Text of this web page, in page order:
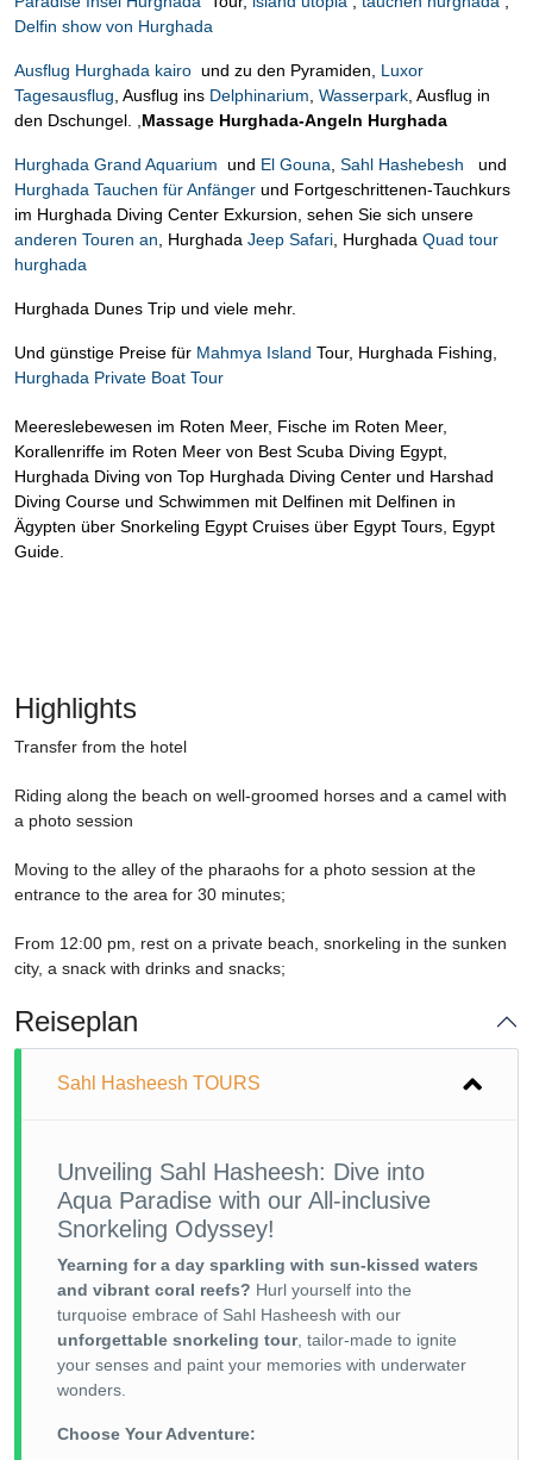
Delfin show von Hurghada
Ausflug Hurghada kairo und zu den Pyramiden, Luxor
Tagesausflug , Ausflug ins Delphinarium Wasserpark , Ausflug in
den Dschungel. , Massage Hurghada-Angeln Hurghada
Hurghada Grand Aquarium und El Gouna Sahl Hashebesh und
Hurghada Tauchen für Anfänger und Fortgeschrittenen-Tauchkurs
im Hurghada Diving Center Exkursion, sehen Sie sich unsere
anderen Touren an , Hurghada Jeep Safari , Hurghada Quad tour
hurghada
Hurghada Dunes Trip und viele mehr.
Und günstige Preise für Mahmya Island Tour, Hurghada Fishing,
Hurghada Private Boat Tour
Meereslebewesen im Roten Meer, Fische im Roten Meer,
Korallenriffe im Roten Meer von Best Scuba Diving Egypt,
Hurghada Diving von Top Hurghada Diving Center und Harshad
Diving Course und Schwimmen mit Delfinen mit Delfinen in
Ägypten über Snorkeling Egypt Cruises über Egypt Tours, Egypt
Guide.
Highlights
Transfer from the hotel
Riding along the beach on well-groomed horses and a camel with
a photo session
Moving to the alley of the pharaohs for a photo session at the
entrance to the area for 30 minutes;
From 12:00 pm, rest on a private beach, snorkeling in the sunken
city, a snack with drinks and snacks;
Reiseplan
Sahl Hasheesh TOURS
Unveiling Sahl Hasheesh: Dive into
Aqua Paradise with our All-inclusive
Snorkeling Odyssey!
Yearning for a day sparkling with sun-kissed waters
and vibrant coral reefs? Hurl yourself into the
turquoise embrace of Sahl Hasheesh with our
unforgettable snorkeling tour, tailor-made to ignite
your senses and paint your memories with underwater
wonders.
Choose Your Adventure: